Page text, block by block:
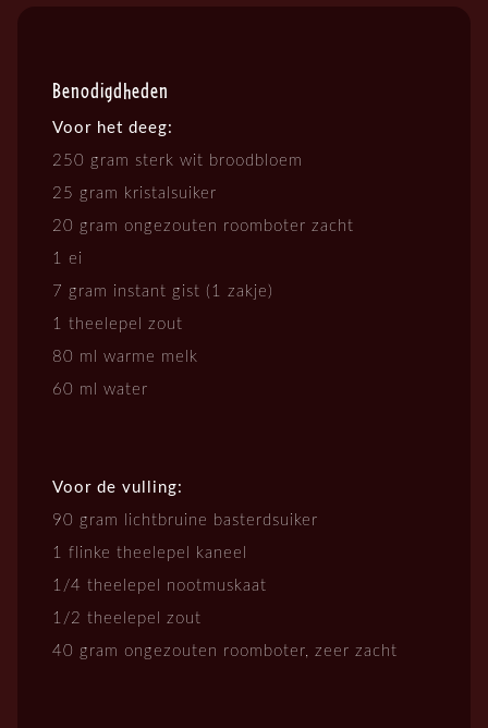
Benodigdheden
Voor het deeg:
250 gram sterk wit broodbloem
25 gram kristalsuiker
20 gram ongezouten roomboter zacht
1 ei
7 gram instant gist (1 zakje)
1 theelepel zout
80 ml warme melk
60 ml water
Voor de vulling:
90 gram lichtbruine basterdsuiker
1 flinke theelepel kaneel
1/4 theelepel nootmuskaat
1/2 theelepel zout
40 gram ongezouten roomboter, zeer zacht